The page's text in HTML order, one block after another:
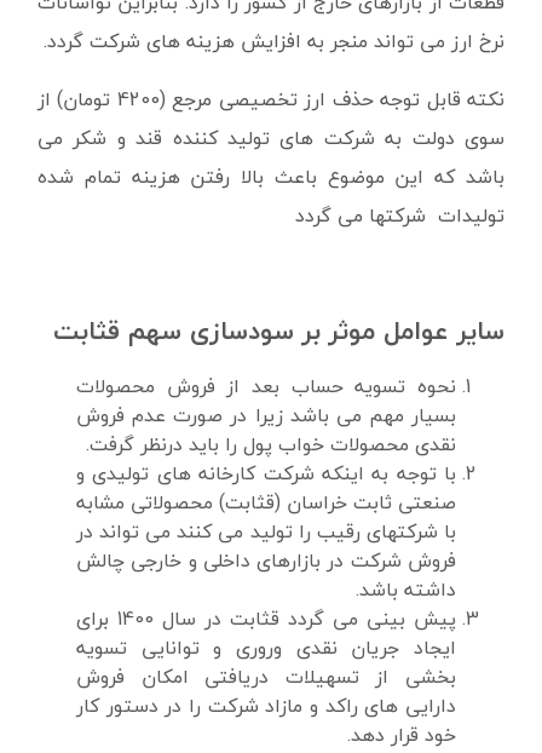
نرخ ارز می تواند منجر به افزایش هزینه های شرکت گردد.
نکته قابل توجه حذف ارز تخصیصی مرجع (4200 تومان) از
سوی دولت به شرکت های تولید کننده قند و شکر می
باشد که این موضوع باعث بالا رفتن هزینه تمام شده
تولیدات شرکتها می گردد
سایر عوامل موثر بر سودسازی سهم قثابت
نحوه تسویه حساب بعد از فروش محصولات
بسیار مهم می باشد زیرا در صورت عدم فروش
نقدی محصولات خواب پول را باید درنظر گرفت.
با توجه به اینکه شرکت کارخانه های تولیدی و
صنعتی ثابت خراسان (قثابت) محصولاتی مشابه
با شرکتهای رقیب را تولید می کنند می تواند در
فروش شرکت در بازارهای داخلی و خارجی چالش
داشته باشد.
پیش بینی می گردد قثابت در سال 1400 برای
ایجاد جریان نقدی وروری و توانایی تسویه
بخشی از تسهیلات دریافتی امکان فروش
دارایی های راکد و مازاد شرکت را در دستور کار
خود قرار دهد.